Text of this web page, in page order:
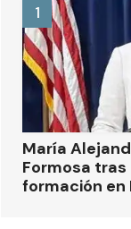
María
Formosa
formación en
1